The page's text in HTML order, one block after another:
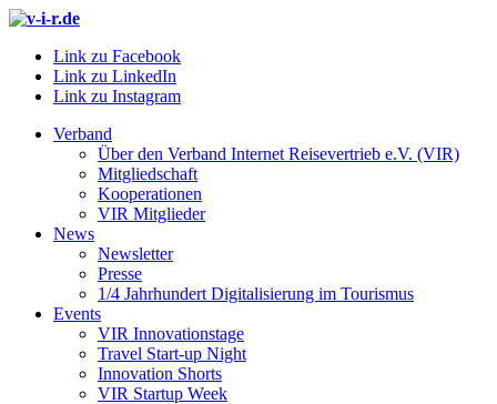
Link zu Facebook
Link zu LinkedIn
Link zu Instagram
Verband
Über den Verband Internet Reisevertrieb e.V. (VIR)
Mitgliedschaft
Kooperationen
VIR Mitglieder
News
Newsletter
Presse
1/4 Jahrhundert Digitalisierung im Tourismus
Events
VIR Innovationstage
Travel Start-up Night
Innovation Shorts
VIR Startup Week